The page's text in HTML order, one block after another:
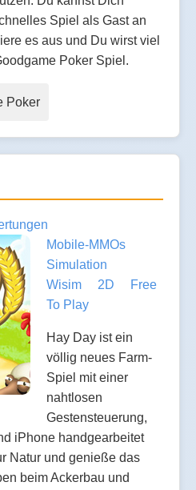
Spiel als Gast an
es aus und Du wirst viel
Poker Spiel.
Poker
Mobile-MMOs
Simulation
Wisim
2D
Free
To Play
Hay Day ist ein
völlig neues Farm-
Spiel mit einer
nahtlosen
Gestensteuerung,
iPhone handgearbeitet
Natur und genieße das
beim Ackerbau und